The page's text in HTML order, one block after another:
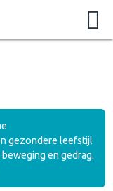
gezondere leefstijl
en gedrag.